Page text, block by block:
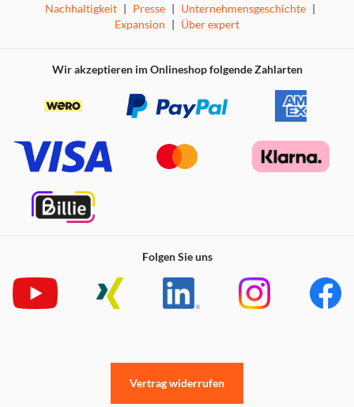
Nachhaltigkeit | Presse | Unternehmensgeschichte |
Expansion | Über expert
Wir akzeptieren im Onlineshop folgende Zahlarten
Folgen Sie uns
Vertrag widerrufen